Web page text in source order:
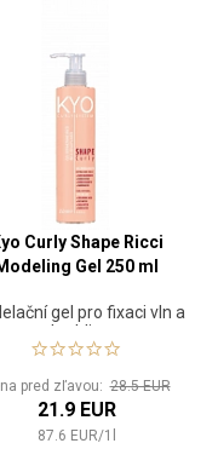
Curly Shape Ricci
Gel 250 ml
gel pro fixaci vln a
kudrlin
pred zľavou:28.5 EUR
21.9 EUR
87.6 EUR/1